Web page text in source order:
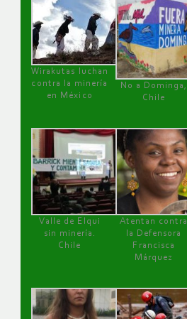
Wirakutas luchan
contra la minería
en México
No a Dominga,
Chile
Valle de Elqui
sin minería.
Chile
Atentan contra
la Defensora
Francisca
Márquez